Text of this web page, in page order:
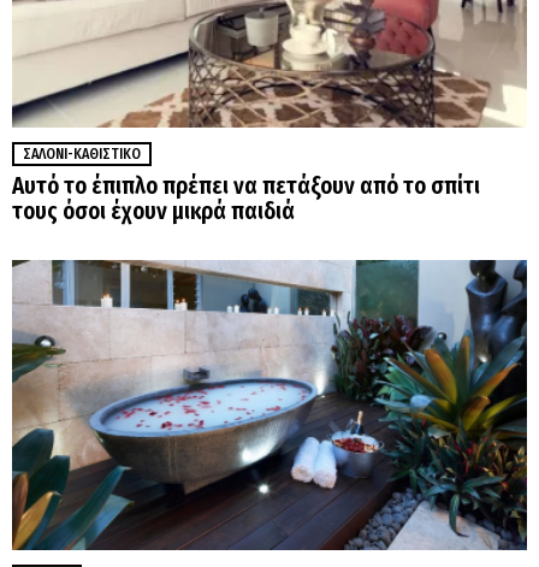
ΣΑΛΌΝΙ-ΚΑΘΙΣΤΙΚΌ
Αυτό το έπιπλο πρέπει να πετάξουν από το σπίτι
τους όσοι έχουν μικρά παιδιά